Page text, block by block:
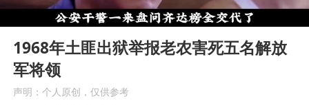
上海：台风白海豚或将带来龙卷风
Play
00:00 03:10
1968年土匪出狱举报老农害死五名解放
军将领
声明：个人原创，仅供参考